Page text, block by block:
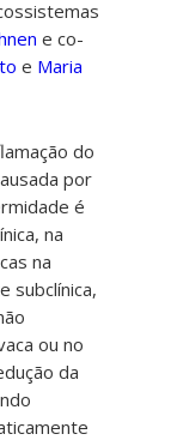
e co-
e Maria
do
por
é
na
na
subclínica,
ou no
da